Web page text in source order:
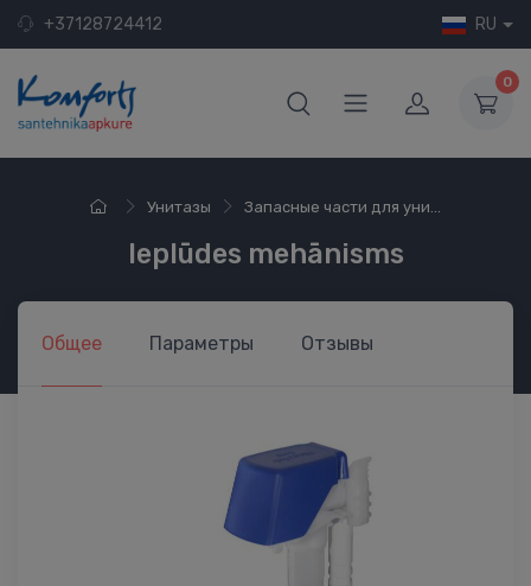
+37128724412 RU
0
Унитазы Запасные части для уни...
Ieplūdes mehānisms
Общее Параметры Отзывы